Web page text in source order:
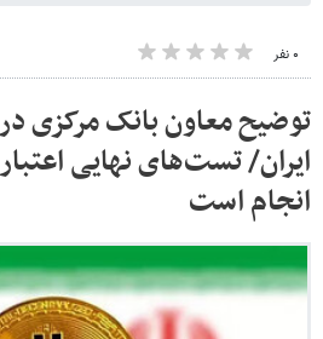
۰ نفر
توضیح معاون بانک مرکزی
ایران/ تست‌های نهایی
انجام است